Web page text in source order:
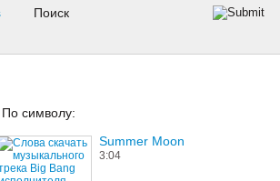
По символу:
Summer Moon
3:04